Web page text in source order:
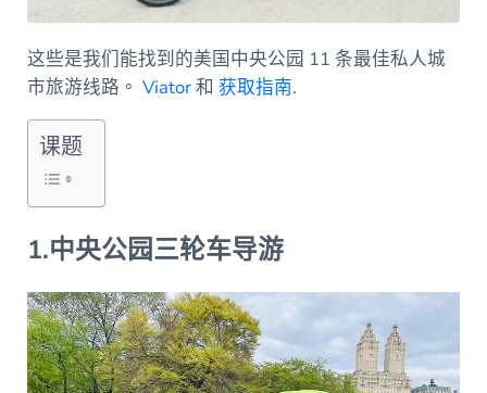
这些是我们能找到的美国中央公园 11 条最佳私人城
市旅游线路。 Viator和 获取指南.
课题
1.中央公园三轮车导游